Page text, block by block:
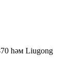
һәм Liugong